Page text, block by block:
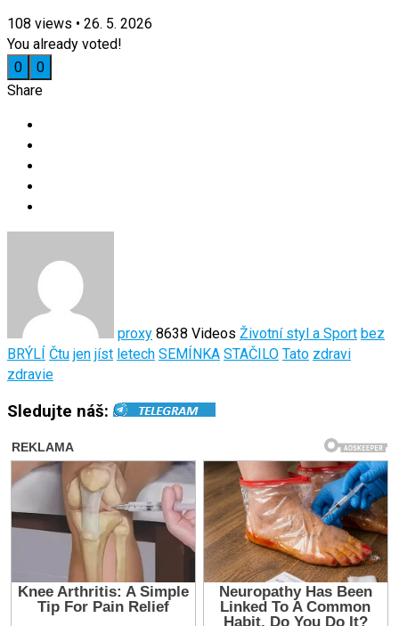
108 views • 26. 5. 2026
You already voted!
0
0
Share
proxy 8638 Videos Životní styl a Sport bez
BRÝLÍ Čtu jen jíst letech SEMÍNKA STAČILO Tato zdravi
zdravie
Sledujte náš: